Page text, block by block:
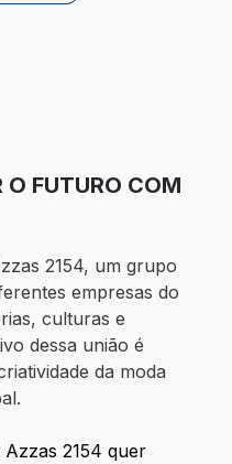
FUTURO COM
2154, um grupo
empresas do
culturas e
dessa união é
da moda
2154 quer